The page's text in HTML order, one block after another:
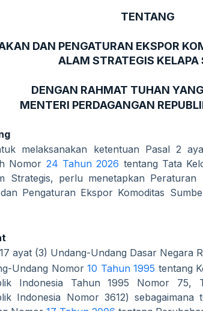
TENTANG
DAN PENGATURAN EKSPOR
ALAM STRATEGIS KELAPA
DENGAN RAHMAT TUHAN
MENTERI PERDAGANGAN
melaksanakan ketentuan Pasal 2
Nomor 24 Tahun 2026 tentang Tata
Strategis, perlu menetapkan Peraturan
Pengaturan Ekspor Komoditas
ayat (3) Undang-Undang Dasar Negara
Undang Nomor 10 Tahun 1995 tentang
Indonesia Tahun 1995 Nomor 75,
Indonesia Nomor 3612) sebagaimana